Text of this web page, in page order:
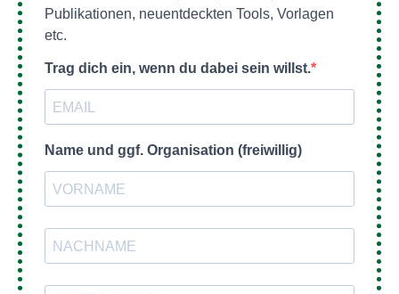
Publikationen, neuentdeckten Tools, Vorlagen
etc.
Trag dich ein, wenn du dabei sein willst.
Name und ggf. Organisation (freiwillig)